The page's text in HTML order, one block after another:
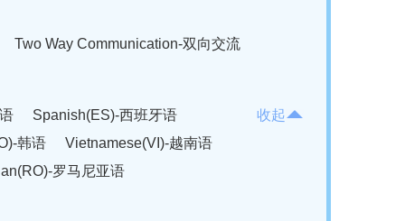
Two Way Communication-双向交流
Spanish(ES)-西班牙语
韩语
Vietnamese(VI)-越南语
罗马尼亚语
收起